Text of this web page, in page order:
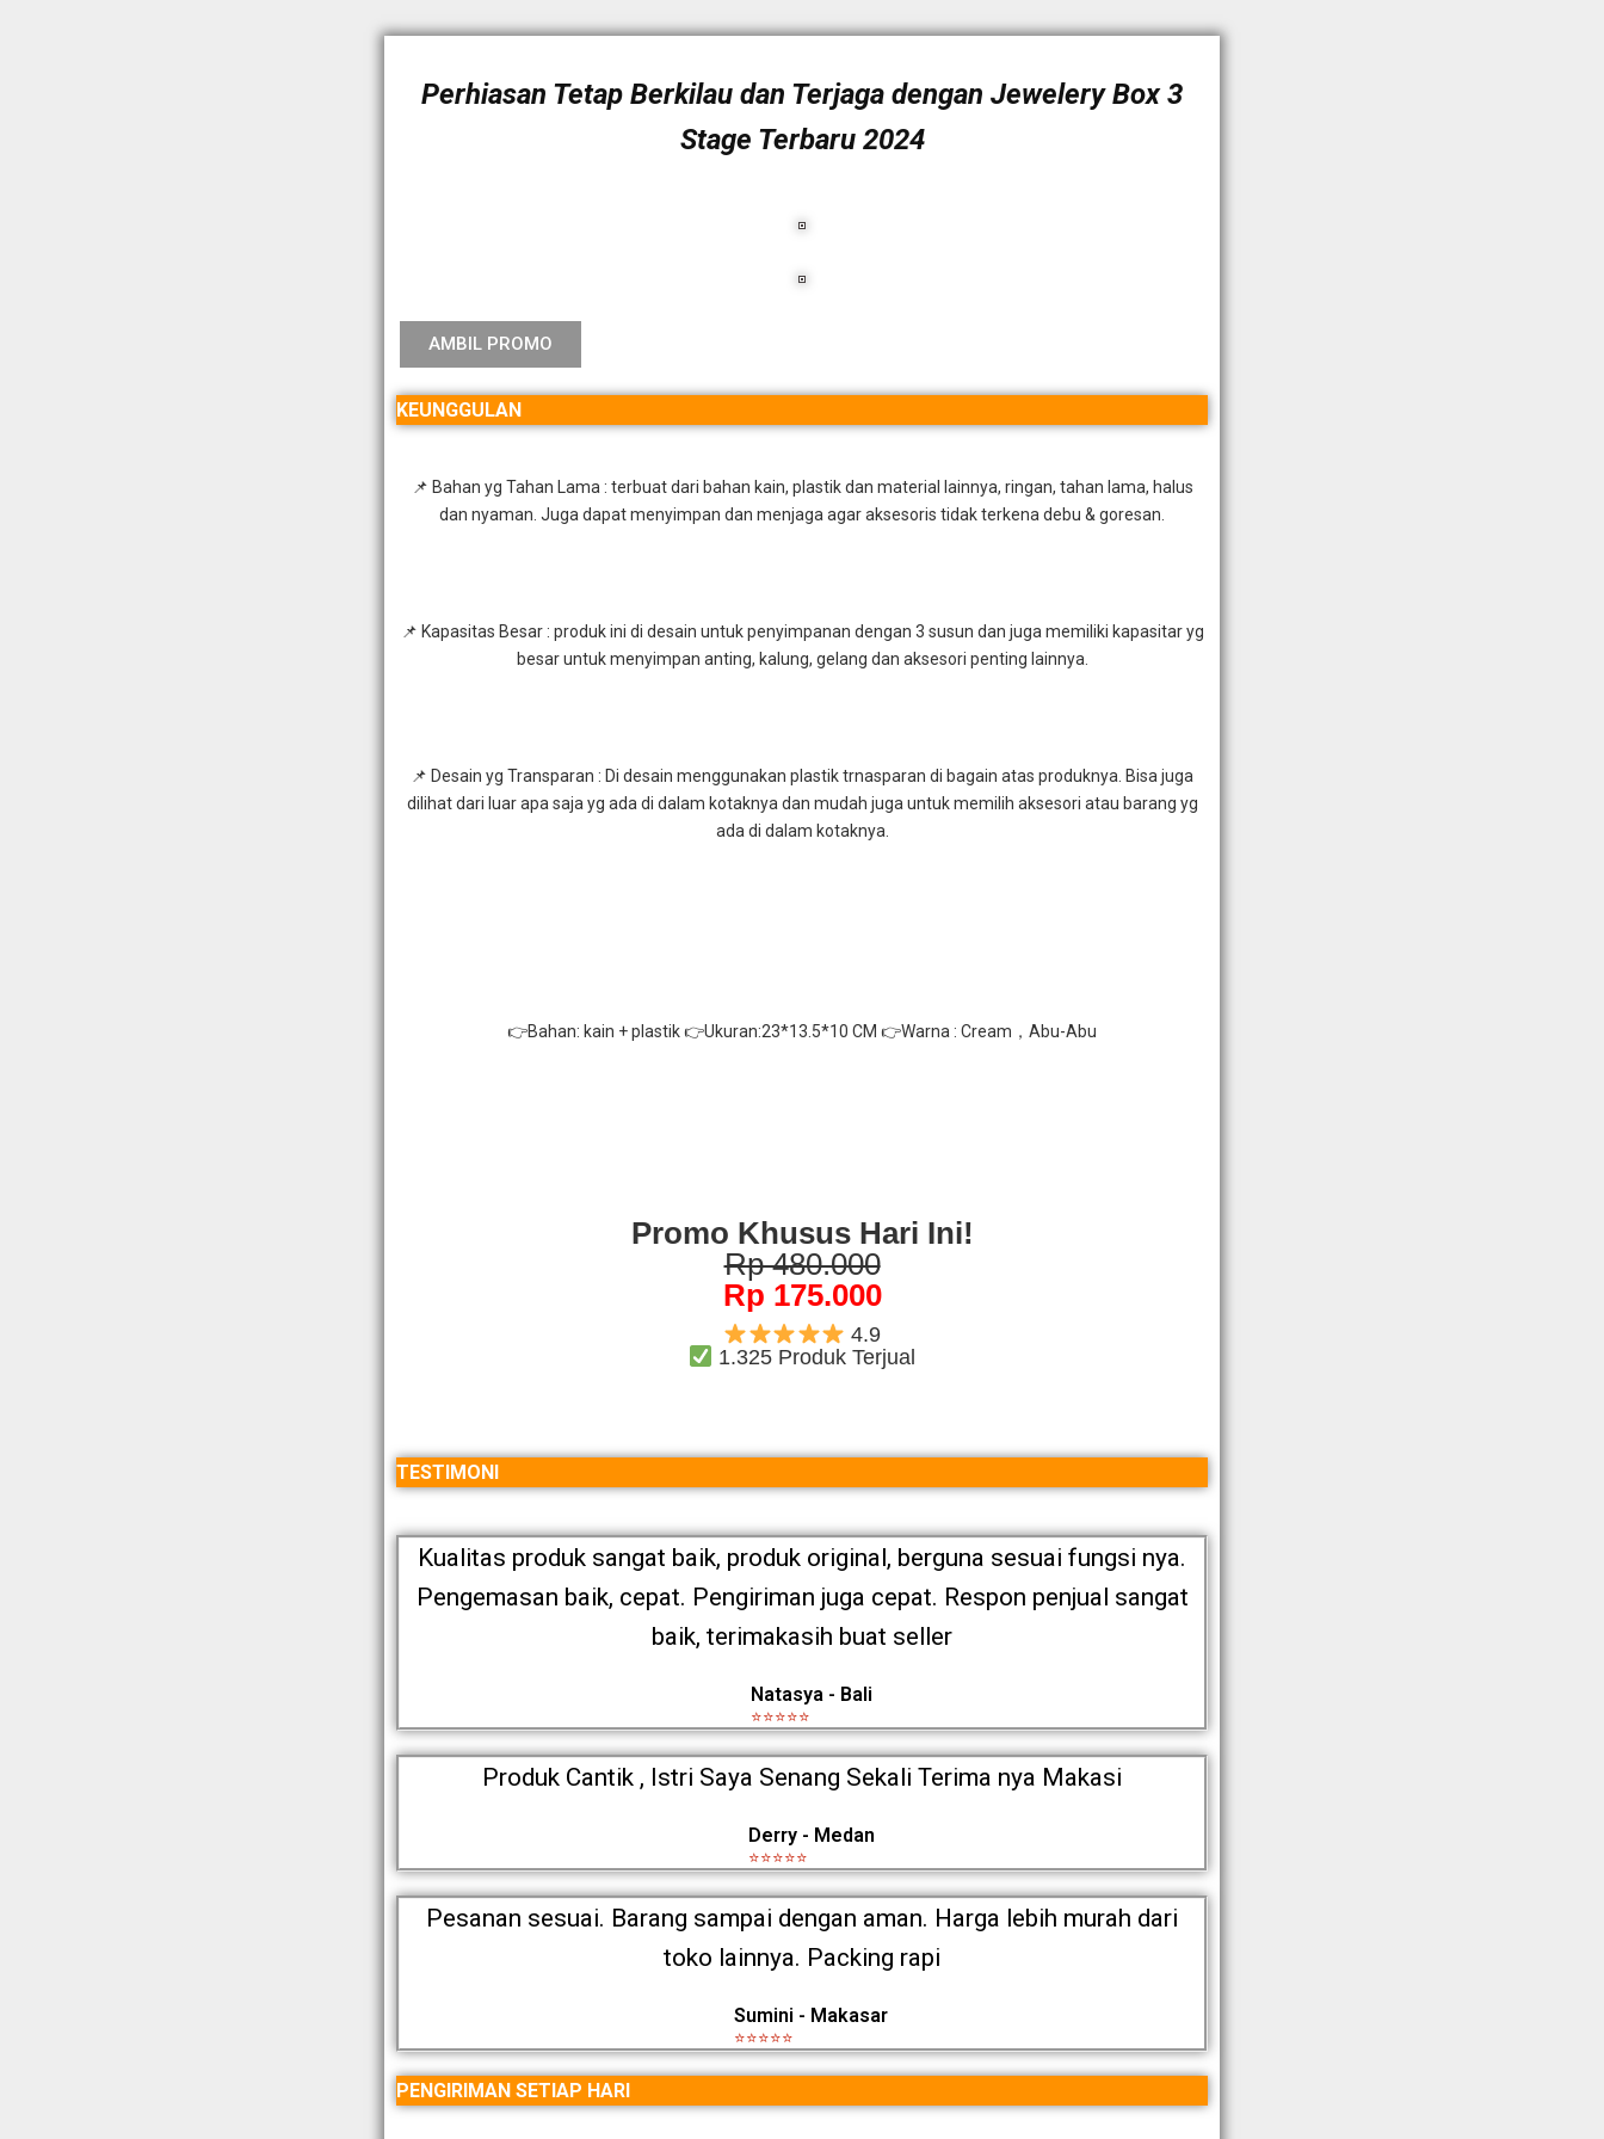
Perhiasan Tetap Berkilau dan Terjaga dengan Jewelery Box 3
Stage Terbaru 2024
AMBIL PROMO
KEUNGGULAN
📌 Bahan yg Tahan Lama : terbuat dari bahan kain, plastik dan material lainnya, ringan, tahan lama, halus
dan nyaman. Juga dapat menyimpan dan menjaga agar aksesoris tidak terkena debu & goresan.
📌 Kapasitas Besar : produk ini di desain untuk penyimpanan dengan 3 susun dan juga memiliki kapasitar yg
besar untuk menyimpan anting, kalung, gelang dan aksesori penting lainnya.
📌 Desain yg Transparan : Di desain menggunakan plastik trnasparan di bagain atas produknya. Bisa juga
dilihat dari luar apa saja yg ada di dalam kotaknya dan mudah juga untuk memilih aksesori atau barang yg
ada di dalam kotaknya.
👉Bahan: kain + plastik 👉Ukuran:23*13.5*10 CM 👉Warna : Cream，Abu-Abu
Promo Khusus Hari Ini!
Rp 480.000
Rp 175.000
4.9
1.325 Produk Terjual
TESTIMONI
Kualitas produk sangat baik, produk original, berguna sesuai fungsi nya.
Pengemasan baik, cepat. Pengiriman juga cepat. Respon penjual sangat
baik, terimakasih buat seller
Natasya - Bali
⭐⭐⭐⭐⭐
Produk Cantik , Istri Saya Senang Sekali Terima nya Makasi
Derry - Medan
⭐⭐⭐⭐⭐
Pesanan sesuai. Barang sampai dengan aman. Harga lebih murah dari
toko lainnya. Packing rapi
Sumini - Makasar
⭐⭐⭐⭐⭐
PENGIRIMAN SETIAP HARI